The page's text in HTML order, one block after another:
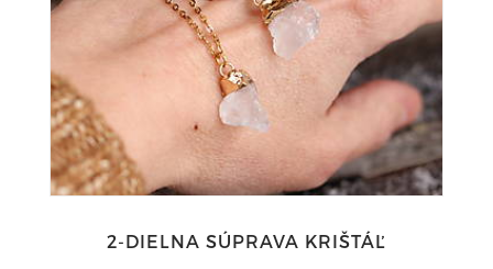
2-DIELNA SÚPRAVA KRIŠTÁĽ